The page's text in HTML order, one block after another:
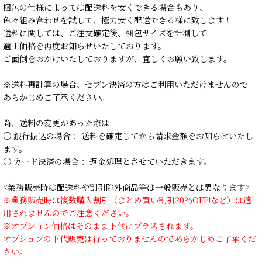
梱包の仕様によっては配送料を安くできる場合もあり、
色々組み合わせを試して、極力安く配送できる様に致します！
送料に関しては、ご注文確定後、梱包サイズを計測して
適正価格を再度お知らせいたしております。
ご面倒をおかけいたしておりますが、宜しくお願い致します。
※送料再計算の場合、セブン決済の方はご利用いただけませんので
あらかじめご了承ください。
尚、送料の変更があった際は
○ 銀行振込の場合： 送料を確定してから請求金額をお知らせいたし
ます。
○ カード決済の場合： 返金処理とさせていただきます。
<業務販売時は配送料や割引除外商品等は一般販売とは異なります>
※業務販売時は複数購入割引（まとめ買い割引20％OFF!など）は適
用されませんのでご注意ください。
※オプション価格はそのまま下代にプラスされます。
オプションの下代販売は行っておりませんのであらかじめご了承くだ
さい。